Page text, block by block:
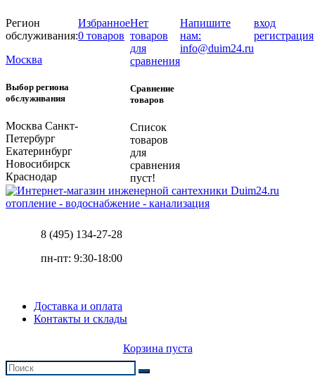
Регион
обслуживания:
Москва
Выбор региона
обслуживания
Москва Санкт-
Петербург
Екатеринбург
Новосибирск
Краснодар
Избранное
0 товаров
Нет
товаров
для
сравнения
Сравнение
товаров
Список
товаров
для
сравнения
пуст!
Напишите
нам:
info@duim24.ru
вход
регистрация
отопление - водоснабжение - канализация
8 (495) 134-27-28
пн-пт: 9:30-18:00
Доставка и оплата
Контакты и склады
Корзина пуста